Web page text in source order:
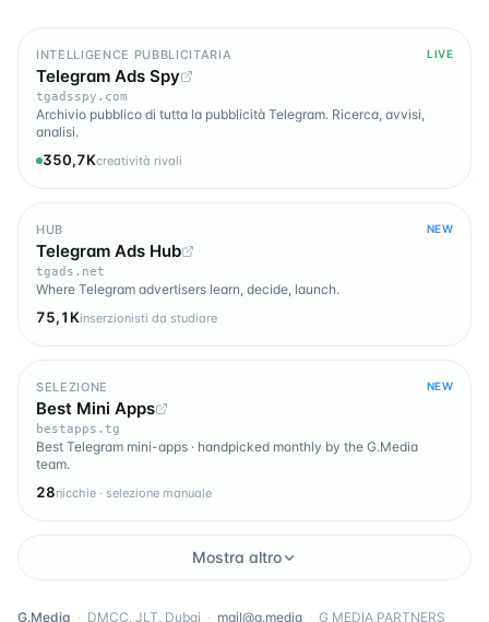
INTELLIGENCE PUBBLICITARIA LIVE
Telegram Ads Spy
tgadsspy.com
Archivio pubblico di tutta la pubblicità Telegram. Ricerca, avvisi,
analisi.
350,7Kcreatività rivali
HUB NEW
Telegram Ads Hub
tgads.net
Where Telegram advertisers learn, decide, launch.
75,1Kinserzionisti da studiare
SELEZIONE NEW
Best Mini Apps
bestapps.tg
Best Telegram mini-apps · handpicked monthly by the G.Media
team.
28nicchie · selezione manuale
Mostra altro
G.Media · DMCC, JLT, Dubai · mail@g.media · G MEDIA PARTNERS